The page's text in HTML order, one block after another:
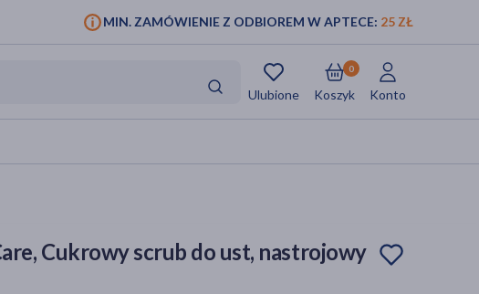
MIN. ZAMÓWIENIE Z ODBIOREM W APTECE: 25 ZŁ
Ulubione Koszyk
0
Konto
Cukrowy scrub do ust, nastrojowy